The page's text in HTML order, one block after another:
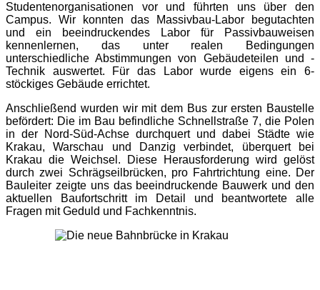
Studentenorganisationen vor und führten uns über den
Campus. Wir konnten das Massivbau-Labor begutachten
und ein beeindruckendes Labor für Passivbauweisen
kennenlernen, das unter realen Bedingungen
unterschiedliche Abstimmungen von Gebäudeteilen und -
Technik auswertet. Für das Labor wurde eigens ein 6-
stöckiges Gebäude errichtet.
Anschließend wurden wir mit dem Bus zur ersten Baustelle
befördert: Die im Bau befindliche Schnellstraße 7, die Polen
in der Nord-Süd-Achse durchquert und dabei Städte wie
Krakau, Warschau und Danzig verbindet, überquert bei
Krakau die Weichsel. Diese Herausforderung wird gelöst
durch zwei Schrägseilbrücken, pro Fahrtrichtung eine. Der
Bauleiter zeigte uns das beeindruckende Bauwerk und den
aktuellen Baufortschritt im Detail und beantwortete alle
Fragen mit Geduld und Fachkenntnis.